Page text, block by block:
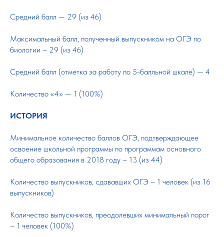
Средний балл — 29 (из 46)
Максимальный балл, полученный выпускником на ОГЭ по
биологии – 29 (из 46)
Средний балл (отметка за работу по 5-балльной шкале) — 4
Количество «4» — 1 (100%)
ИСТОРИЯ
Минимальное количество баллов ОГЭ, подтверждающее
освоение школьной программы по программам основного
общего образования в 2018 году – 13 (из 44)
Количество выпускников, сдававших ОГЭ – 1 человек (из 16
выпускников)
Количество выпускников, преодолевших минимальный порог
– 1 человек (100%)